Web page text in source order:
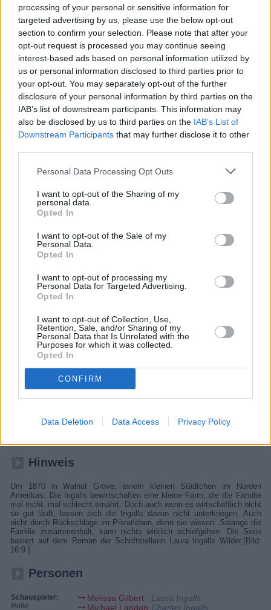
processing of your personal or sensitive information for
targeted advertising by us, please use the below opt-out
section to confirm your selection. Please note that after your
opt-out request is processed you may continue seeing
interest-based ads based on personal information utilized by
us or personal information disclosed to third parties prior to
your opt-out. You may separately opt-out of the further
disclosure of your personal information by third parties on the
IAB’s list of downstream participants. This information may
also be disclosed by us to third parties on the IAB’s List of
Downstream Participants that may further disclose it to other
Personal Data Processing Opt Outs
I want to opt-out of the Sharing of my
personal data.
Opted In
I want to opt-out of the Sale of my
Personal Data.
Opted In
I want to opt-out of processing my
Personal Data for Targeted Advertising.
Opted In
I want to opt-out of Collection, Use,
Retention, Sale, and/or Sharing of my
Personal Data that Is Unrelated with the
Purposes for which it was collected.
Opted In
CONFIRM
Data Deletion Data Access Privacy Policy
Geburstagsfeier (
Serie Familienserie
Übersicht
Die Ingalls bewirtschaften eine kleine Farm im Norden Amerikas.
Details
Maddie hat Kinder und Enkel, die in den letzten Jahren so gut wie nie
und Kindeskinder pünktlich zur Trauerfeier, in die sich Maddie
Hinweis
Um 1870 in Walnut Grove, einem kleinen Städtchen im Norden
Amerikas: Die Ingalls bewirtschaften eine kleine Farm, die die Familie
mal recht, mal schlecht ernährt. Doch auch wenn es wirtschaftlich nicht
so gut läuft, lassen sich die Ingalls davon nicht unterkriegen. Auch
nicht durch Rückschläge im Privatleben, denn sie wissen: Solange die
Familie zusammenhält, kann nichts wirklich schiefgehen. Die Serie
basiert auf dem Roman der Schriftstellerin Laura Ingalls Wilder.[Bild:
16:9 ]
Personen
Schauspieler:
Rolle
Melissa Gilbert
Laura Ingalls
Michael Landon Charles Ingalls